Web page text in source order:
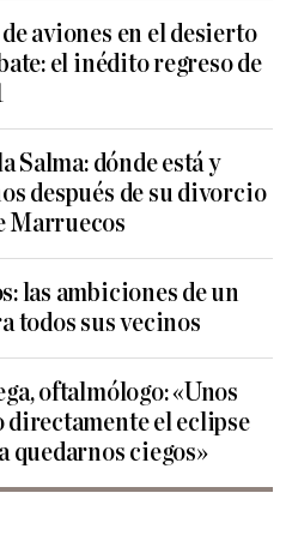
aviones en el desierto
el inédito regreso de
Salma: dónde está y
después de su divorcio
Marruecos
las ambiciones de un
todos sus vecinos
oftalmólogo: «Unos
directamente el eclipse
quedarnos ciegos»